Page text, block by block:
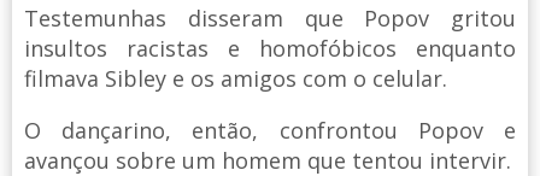
Testemunhas disseram que Popov gritou
insultos racistas e homofóbicos enquanto
filmava Sibley e os amigos com o celular.
O dançarino, então, confrontou Popov e
avançou sobre um homem que tentou intervir.